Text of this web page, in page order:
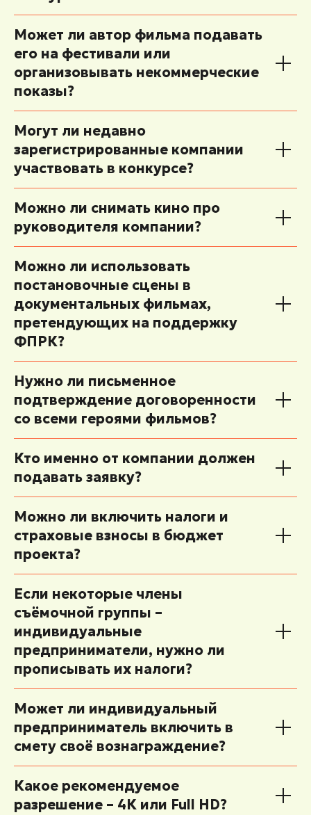
Может ли автор фильма подавать
его на фестивали или
организовывать некоммерческие
показы?
Могут ли недавно
зарегистрированные компании
участвовать в конкурсе?
Можно ли снимать кино про
руководителя компании?
Можно ли использовать
постановочные сцены в
документальных фильмах,
претендующих на поддержку
ФПРК?
Нужно ли письменное
подтверждение договоренности
со всеми героями фильмов?
Кто именно от компании должен
подавать заявку?
Можно ли включить налоги и
страховые взносы в бюджет
проекта?
Если некоторые члены
съёмочной группы –
индивидуальные
предприниматели, нужно ли
прописывать их налоги?
Может ли индивидуальный
предприниматель включить в
смету своё вознаграждение?
Какое рекомендуемое
разрешение – 4К или Full HD?